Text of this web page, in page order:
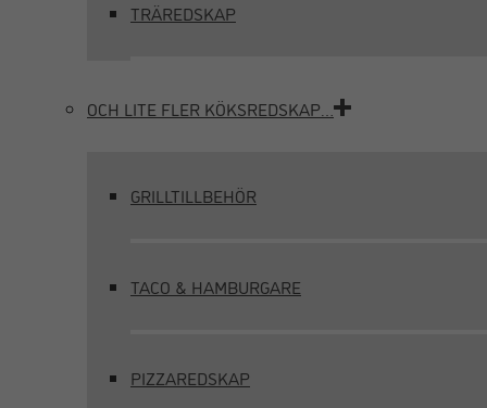
TRÄREDSKAP
OCH LITE FLER KÖKSREDSKAP…
GRILLTILLBEHÖR
TACO & HAMBURGARE
PIZZAREDSKAP